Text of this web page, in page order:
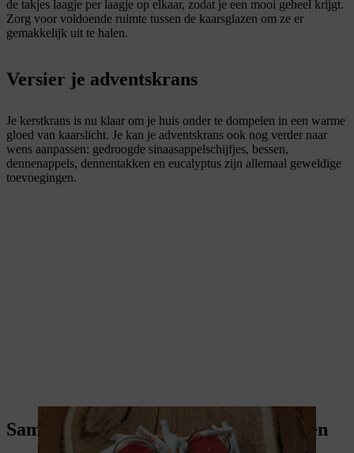
de takjes laagje per laagje op elkaar, zodat je een mooi geheel krijgt.
Zorg voor voldoende ruimte tussen de kaarsglazen om ze er
gemakkelijk uit te halen.
Versier je adventskrans
Je kerstkrans is nu klaar om je huis onder te dompelen in een warme
gloed van kaarslicht. Je kan je adventskrans ook nog verder naar
wens aanpassen: gedroogde sinaasappelschijfjes, bessen,
dennenappels, dennentakken en eucalyptus zijn allemaal geweldige
toevoegingen.
Samenvatting: een adventskrans maken